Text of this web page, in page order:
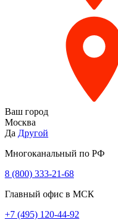
Ваш город
Москва
Да Другой
Многоканальный по РФ
8 (800) 333‑21-68
Главный офис в МСК
+7 (495) 120-44-92